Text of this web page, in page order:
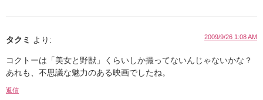
タクミ より: 2009/9/26 1:08 AM
コクトーは「美女と野獣」くらいしか撮ってないんじゃないかな？
あれも、不思議な魅力のある映画でしたね。
返信